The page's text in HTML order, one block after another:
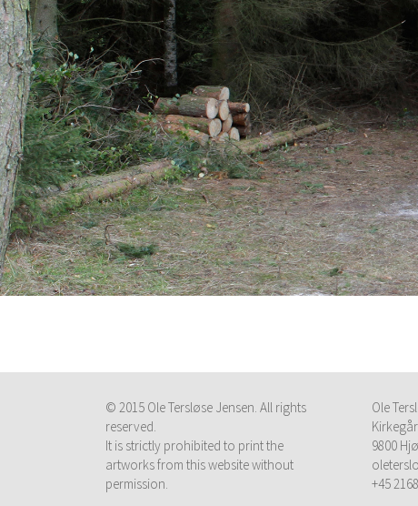
© 2015 Ole Tersløse Jensen. All rights
reserved.
It is strictly prohibited to print the
artworks from this website without
permission.
Ole
9800
+45